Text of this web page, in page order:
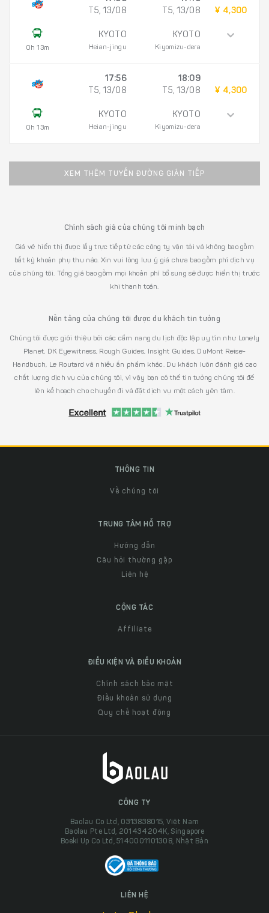
0h 13m
T5, 13/08
KYOTO
Heian-jingu
T5, 13/08
KYOTO
Kiyomizu-dera
¥ 4,300
0h 13m
17:56
T5, 13/08
KYOTO
Heian-jingu
18:09
T5, 13/08
KYOTO
Kiyomizu-dera
¥ 4,300
XEM THÊM TUYẾN ĐƯỜNG GIÁN TIẾP
Chính sách giá của chúng tôi minh bạch
Giá vé hiển thị được lấy trực tiếp từ các công ty vận tải và không bao gồm
bất kỳ khoản phụ thu nào. Xin vui lòng lưu ý giá chưa bao gồm phí dịch vụ
của chúng tôi. Tổng giá bao gồm mọi khoản phí bổ sung sẽ được hiển thị trước
khi thanh toán.
Nền tảng của chúng tôi được du khách tin tưởng
Chúng tôi được giới thiệu bởi các cẩm nang du lịch độc lập uy tín như Lonely
Planet, DK Eyewitness, Rough Guides, Insight Guides, DuMont Reise-
Handbuch, Le Routard và nhiều ấn phẩm khác. Du khách luôn đánh giá cao
chất lượng dịch vụ của chúng tôi, vì vậy bạn có thể tin tưởng chúng tôi để
lên kế hoạch cho chuyến đi và đặt dịch vụ một cách yên tâm.
THÔNG TIN
Về chúng tôi
TRUNG TÂM HỖ TRỢ
Hướng dẫn
Câu hỏi thường gặp
Liên hệ
CỘNG TÁC
Affiliate
ĐIỀU KIỆN VÀ ĐIỀU KHOẢN
Chính sách bảo mật
Điều khoản sử dụng
Quy chế hoạt động
CÔNG TY
Baolau Co Ltd, 0313838015, Việt Nam
Baolau Pte Ltd, 201434204K, Singapore
Boeki Up Co Ltd, 5140001101308, Nhật Bản
LIÊN HỆ